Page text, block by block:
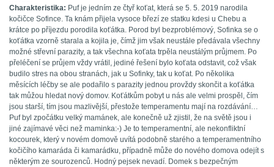
Charakteristika: Puf je jedním ze čtyř koťat, která se 5. 5. 2019 narodila
kočičce Sofince. Ta knám přijela vysoce březí ze statku kdesi u Chebu a
krátce po příjezdu porodila koťátka. Porod byl bezproblémový, Sofinka se o
koťátka vzorně starala a kojila je, čímž jim však neustále předávala všechny
možné střevní parazity, a tak všechna koťata trpěla neustálým průjmem. Po
přeléčení se průjem vždy vrátil, jediné řešení bylo koťata odstavit, což však
budilo stres na obou stranách, jak u Sofinky, tak u koťat. Po několika
měsících léčby se ale podařilo s parazity jednou provždy skončit a koťátka
tak můžou hledat nový domov. Koťátkům pobyt u nás ale velmi prospěl, čím
jsou starší, tím jsou mazlivější, přestože temperamentu mají na rozdávání…
Puf byl zpočátku velký mamánek, ale konečně už zjistil, že na světě jsou i
jiné zajímavé věci než maminka:-) Je to temperamentní, ale nekonfliktní
kocourek, který v novém domově uvítá podobně starého a temperamentního
kočičího kamaráda či kamarádku, případně může do nového domova odejít s
některým ze sourozenců. Hodný pejsek nevadí. Domek s bezpečným